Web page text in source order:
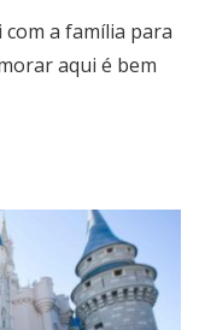
com a família para
aqui é bem